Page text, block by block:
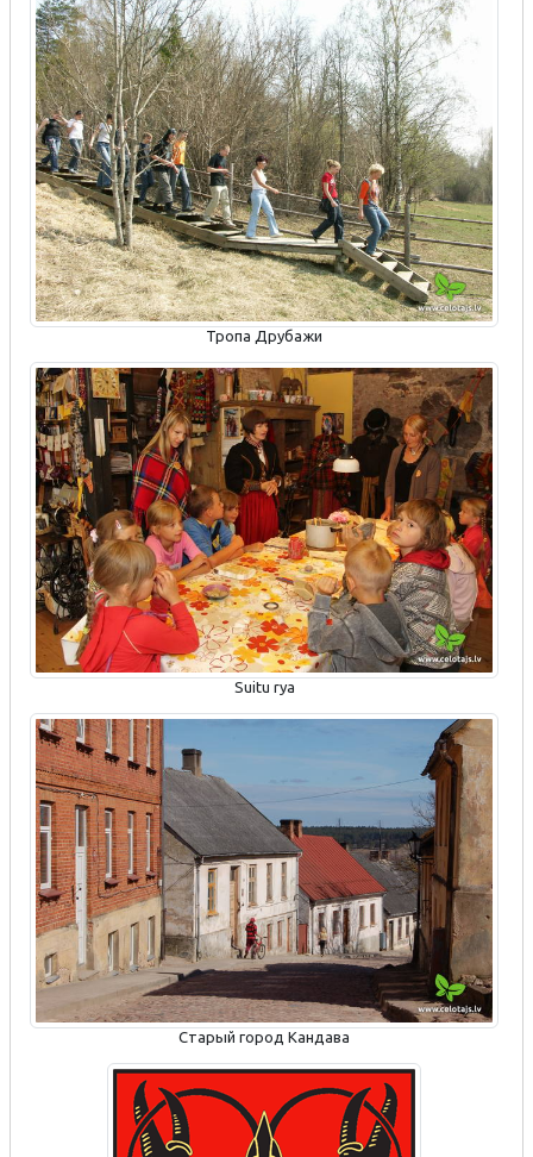
Тропа Друбажи
Suitu rya
Старый город Кандава